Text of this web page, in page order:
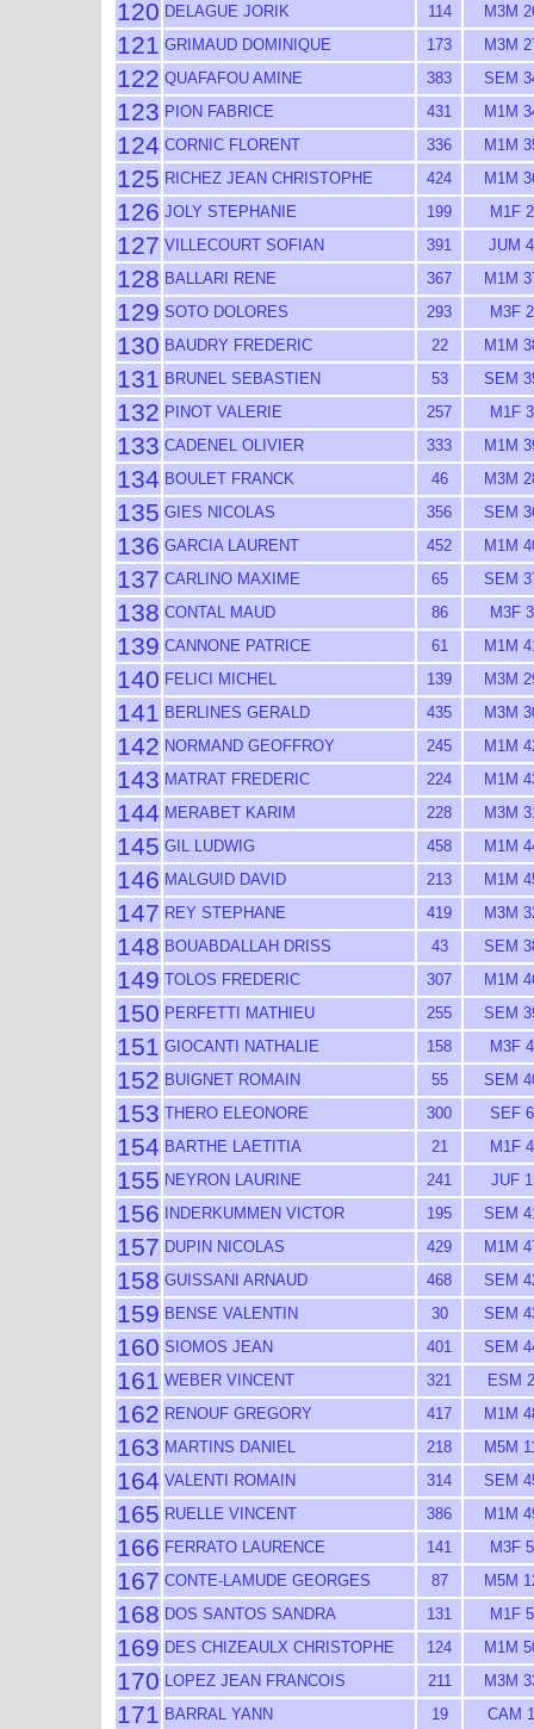
120 DELAGUE JORIK 114 M3M
121 GRIMAUD DOMINIQUE 173 M3M
122 QUAFAFOU AMINE 383 SEM
123 PION FABRICE 431 M1M
124 CORNIC FLORENT 336 M1M
125 RICHEZ JEAN CHRISTOPHE 424 M1M
126 JOLY STEPHANIE 199 M1F 2
127 VILLECOURT SOFIAN 391 JUM 4
128 BALLARI RENE 367 M1M
129 SOTO DOLORES 293 M3F 2
130 BAUDRY FREDERIC 22 M1M
131 BRUNEL SEBASTIEN 53 SEM
132 PINOT VALERIE 257 M1F 3
133 CADENEL OLIVIER 333 M1M
134 BOULET FRANCK 46 M3M
135 GIES NICOLAS 356 SEM
136 GARCIA LAURENT 452 M1M
137 CARLINO MAXIME 65 SEM
138 CONTAL MAUD 86 M3F 3
139 CANNONE PATRICE 61 M1M
140 FELICI MICHEL 139 M3M
141 BERLINES GERALD 435 M3M
142 NORMAND GEOFFROY 245 M1M
143 MATRAT FREDERIC 224 M1M
144 MERABET KARIM 228 M3M
145 GIL LUDWIG 458 M1M
146 MALGUID DAVID 213 M1M
147 REY STEPHANE 419 M3M
148 BOUABDALLAH DRISS 43 SEM
149 TOLOS FREDERIC 307 M1M
150 PERFETTI MATHIEU 255 SEM
151 GIOCANTI NATHALIE 158 M3F 4
152 BUIGNET ROMAIN 55 SEM
153 THERO ELEONORE 300 SEF 6
154 BARTHE LAETITIA 21 M1F 4
155 NEYRON LAURINE 241 JUF 1
156 INDERKUMMEN VICTOR 195 SEM
157 DUPIN NICOLAS 429 M1M
158 GUISSANI ARNAUD 468 SEM
159 BENSE VALENTIN 30 SEM
160 SIOMOS JEAN 401 SEM
161 WEBER VINCENT 321 ESM 2
162 RENOUF GREGORY 417 M1M
163 MARTINS DANIEL 218 M5M
164 VALENTI ROMAIN 314 SEM
165 RUELLE VINCENT 386 M1M
166 FERRATO LAURENCE 141 M3F 5
167 CONTE-LAMUDE GEORGES 87 M5M
168 DOS SANTOS SANDRA 131 M1F 5
169 DES CHIZEAULX CHRISTOPHE 124 M1M
170 LOPEZ JEAN FRANCOIS 211 M3M
171 BARRAL YANN 19 CAM 1